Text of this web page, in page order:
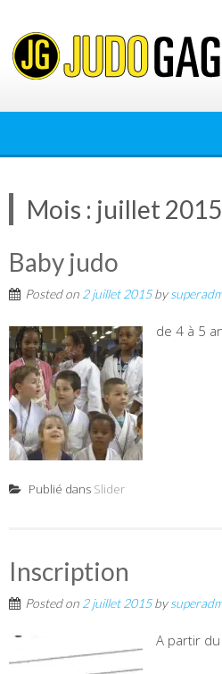
content
Mois : juillet 2015
Baby judo
Posted on 2 juillet 2015by
de 4 à 5
Publié dans Slider
Inscription
Posted on 2 juillet 2015by
A partir